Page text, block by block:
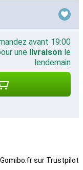
avant 19:00
une livraison le
lendemain
sur Trustpilot